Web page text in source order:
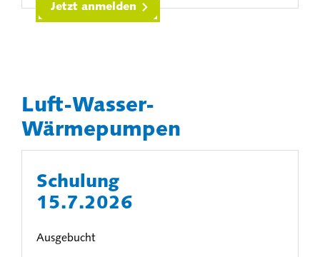
Jetzt anmelden
Luft-Wasser-
Wärmepumpen
Schulung
15.7.2026
Ausgebucht